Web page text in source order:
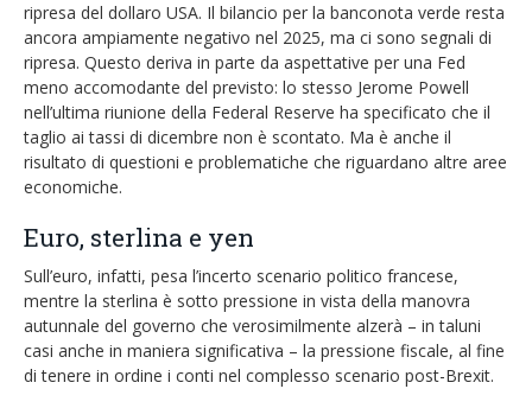
Ftse Mib
Altri
ripresa del dollaro USA. Il bilancio per la banconota verde resta
ancora ampiamente negativo nel 2025, ma ci sono segnali di
ripresa. Questo deriva in parte da aspettative per una Fed
meno accomodante del previsto: lo stesso Jerome Powell
nell’ultima riunione della Federal Reserve ha specificato che il
taglio ai tassi di dicembre non è scontato. Ma è anche il
risultato di questioni e problematiche che riguardano altre aree
economiche.
Euro, sterlina e yen
Sull’euro, infatti, pesa l’incerto scenario politico francese,
mentre la sterlina è sotto pressione in vista della manovra
autunnale del governo che verosimilmente alzerà – in taluni
casi anche in maniera significativa – la pressione fiscale, al fine
di tenere in ordine i conti nel complesso scenario post-Brexit.